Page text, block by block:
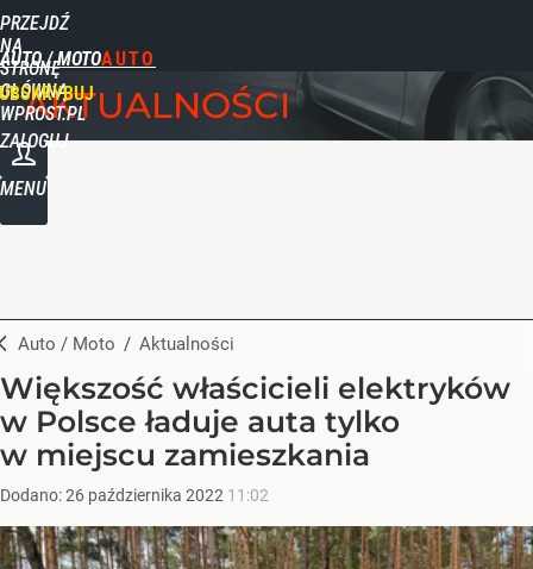
PRZEJDŹ
NA
STRONĘ
GŁÓWNĄ
WPROST.PL
AUTO / MOTO
ZALOGUJ
MENU
AKTUALNOŚCI
Auto / Moto / Aktualności
Większość właścicieli elektryków
w Polsce ładuje auta tylko
w miejscu zamieszkania
Dodano:26 października 2022 11:02